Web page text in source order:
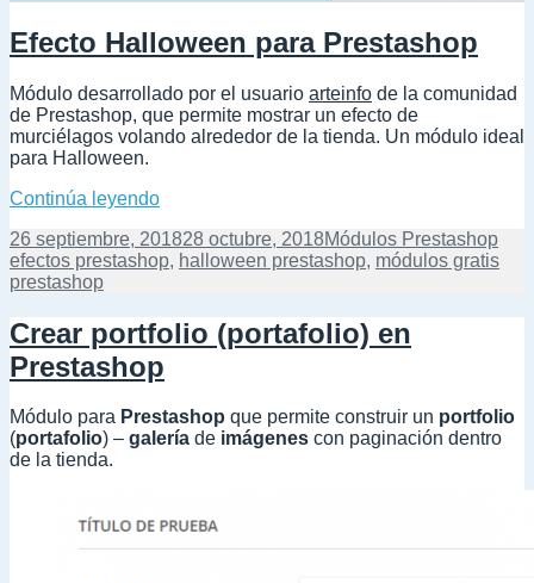
Efecto Halloween para Prestashop
Módulo desarrollado por el usuario arteinfo de la comunidad
de Prestashop, que permite mostrar un efecto de
murciélagos volando alrededor de la tienda. Un módulo ideal
para Halloween.
Continúa leyendoEfecto Halloween para Prestashop
Publicado
el
26 septiembre, 201828 octubre, 2018Categorías
Módulos Prestashop
efectos prestashop, halloween prestashop, módulos gratis
prestashop
Crear portfolio (portafolio) en
Prestashop
Módulo para Prestashop que permite construir un portfolio
(portafolio) – galería de imágenes con paginación dentro
de la tienda.